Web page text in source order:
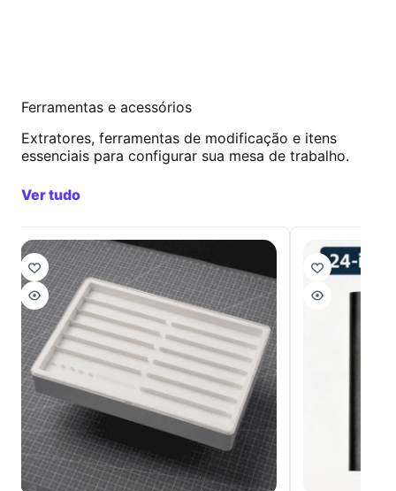
Ferramentas e acessórios
Extratores, ferramentas de modificação e itens
essenciais para configurar sua mesa de trabalho.
Ver tudo